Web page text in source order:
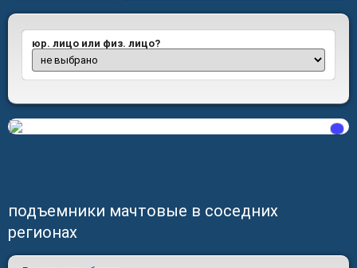
юр. лицо или физ. лицо?
подъемники мачтовые в соседних
регионах